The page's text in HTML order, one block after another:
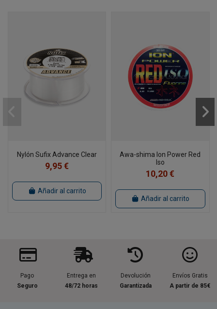
Nylón Sufix Advance Clear
9,95 €
Añadir al carrito
Awa-shima Ion Power Red
Iso
10,20 €
Añadir al carrito
Pago
Seguro
Entrega en
48/72 horas
Devolución
Garantizada
Envíos Gratis
A partir de 85€